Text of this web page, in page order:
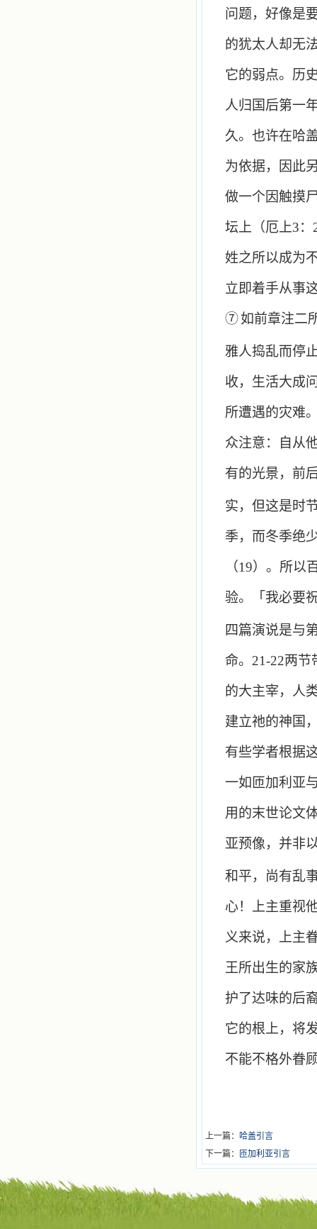
问题，好像是
的犹太人却无
它的弱点。历
人归国后第一
久。也许在哈
为依据，因此
做一个因触摸
坛上（厄上3：
姓之所以成为
立即着手从事
⑦如前章注二
雅人捣乱而停
收，生活大成
所遭遇的灾难
众注意：自从
有的光景，前
实，但这是时
季，而冬季绝
（19）。所以
验。「我必要
四篇演说是与
命。 21-22两节
的大主宰，
建立祂的神国
有些学者根据
一如匝加利亚
用的末世论文
亚预像，并非
和平，尚有乱
心！上主重视
义来说，上主
王所出生的家
护了达味的后
它的根上，将
不能不格外眷
上一篇： 哈盖引言
下一篇：
匝加利亚引言